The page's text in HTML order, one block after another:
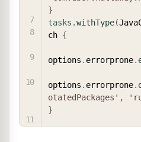
}
tasks .withType(
ch {
options . errorprone.
options . errorprone.
otatedPackages' ,
}